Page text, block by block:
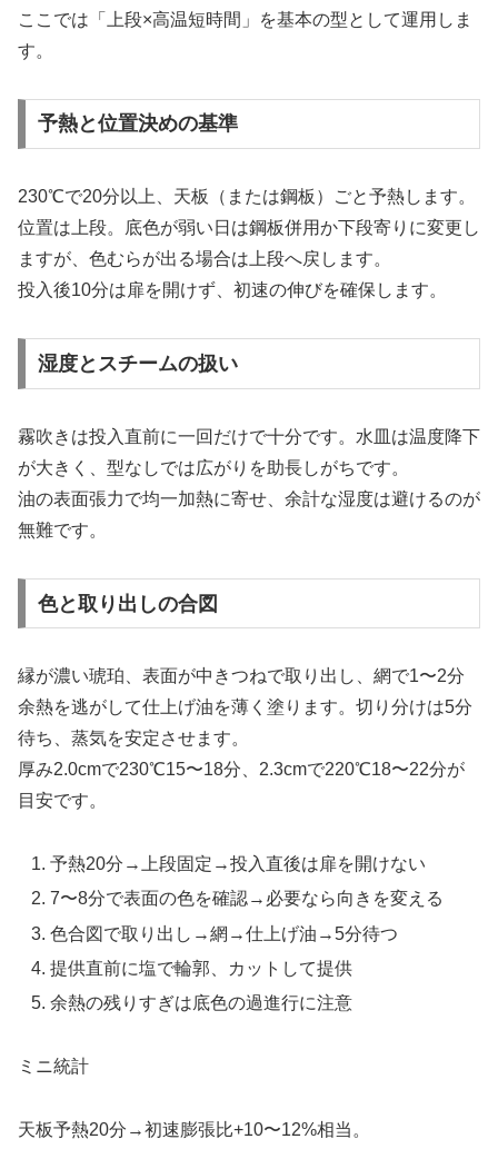
ここでは「上段×高温短時間」を基本の型として運用しま
す。
予熱と位置決めの基準
230℃で20分以上、天板（または鋼板）ごと予熱します。
位置は上段。底色が弱い日は鋼板併用か下段寄りに変更し
ますが、色むらが出る場合は上段へ戻します。
投入後10分は扉を開けず、初速の伸びを確保します。
湿度とスチームの扱い
霧吹きは投入直前に一回だけで十分です。水皿は温度降下
が大きく、型なしでは広がりを助長しがちです。
油の表面張力で均一加熱に寄せ、余計な湿度は避けるのが
無難です。
色と取り出しの合図
縁が濃い琥珀、表面が中きつねで取り出し、網で1〜2分
余熱を逃がして仕上げ油を薄く塗ります。切り分けは5分
待ち、蒸気を安定させます。
厚み2.0cmで230℃15〜18分、2.3cmで220℃18〜22分が
目安です。
予熱20分→上段固定→投入直後は扉を開けない
7〜8分で表面の色を確認→必要なら向きを変える
色合図で取り出し→網→仕上げ油→5分待つ
提供直前に塩で輪郭、カットして提供
余熱の残りすぎは底色の過進行に注意
ミニ統計
天板予熱20分→初速膨張比+10〜12%相当。